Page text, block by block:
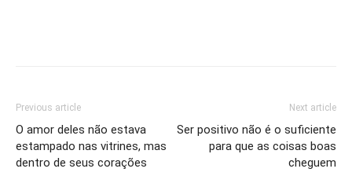
Previous article
O amor deles não estava
estampado nas vitrines, mas
dentro de seus corações
Next article
Ser positivo não é o suficiente
para que as coisas boas
cheguem